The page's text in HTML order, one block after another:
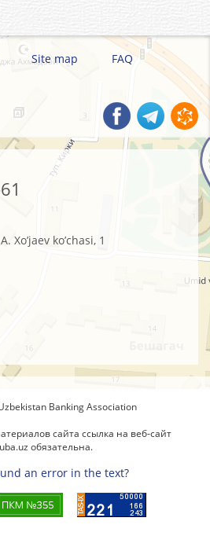
Site map
FAQ
Xo’jaev ko’chasi, 1
Banking Association
сайта ссылка на веб-сайт
обязательна.
an error in the text?